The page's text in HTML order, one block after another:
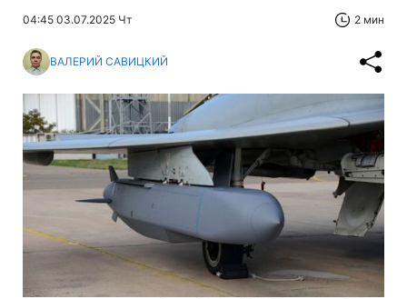
04:45 03.07.2025 Чт 2 мин
ВАЛЕРИЙ САВИЦКИЙ